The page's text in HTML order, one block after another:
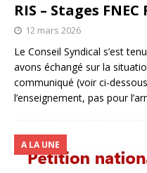
RIS – Stages FNEC
12 mars 2026
Le Conseil Syndical s’est
avons échangé sur la
communiqué (voir ci-
l’enseignement, pas pour
A LA UNE